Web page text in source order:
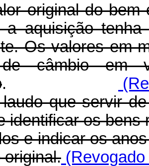
original do bem
a aquisição
Os valores em
câmbio em
.
que servir
identificar os bens
e indicar os